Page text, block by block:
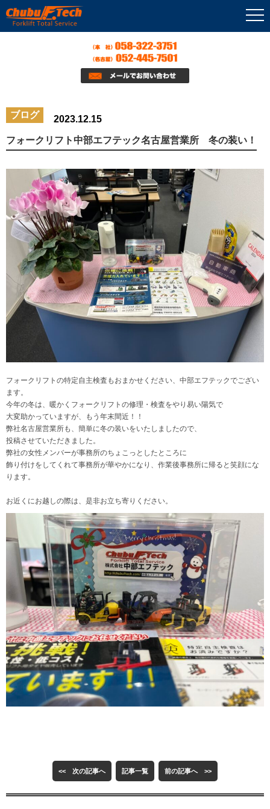
ブログ 2023.12.15
フォークリフト中部エフテック名古屋営業所 冬の装い！
フォークリフトの特定自主検査もおまかせください、中部エフテックでござい
ます。
今年の冬は、暖かくフォークリフトの修理・検査をやり易い陽気で
大変助かっていますが、もう年末間近！！
弊社名古屋営業所も、簡単に冬の装いをいたしましたので、
投稿させていただきました。
弊社の女性メンバーが事務所のちょこっとしたところに
飾り付けをしてくれて事務所が華やかになり、作業後事務所に帰ると笑顔にな
ります。
お近くにお越しの際は、是非お立ち寄りください。
<< 次の記事へ 記事一覧 前の記事へ >>